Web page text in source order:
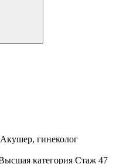
категория Стаж 47